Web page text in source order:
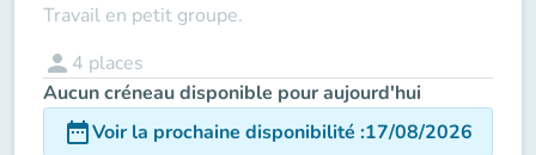
Travail en petit groupe.
person 4 places
Aucun créneau disponible pour aujourd'hui
date_rangeVoir la prochaine disponibilité :17/08/2026